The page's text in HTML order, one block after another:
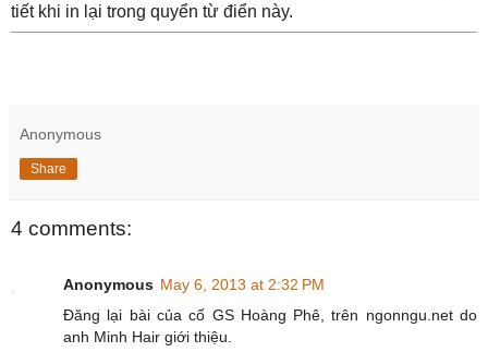
tiết khi in lại trong quyển từ điển này.
Anonymous
Share
4 comments:
Anonymous May 6, 2013 at 2:32 PM
Đăng lại bài của cố GS Hoàng Phê, trên ngonngu.net do
anh Minh Hair giới thiệu.